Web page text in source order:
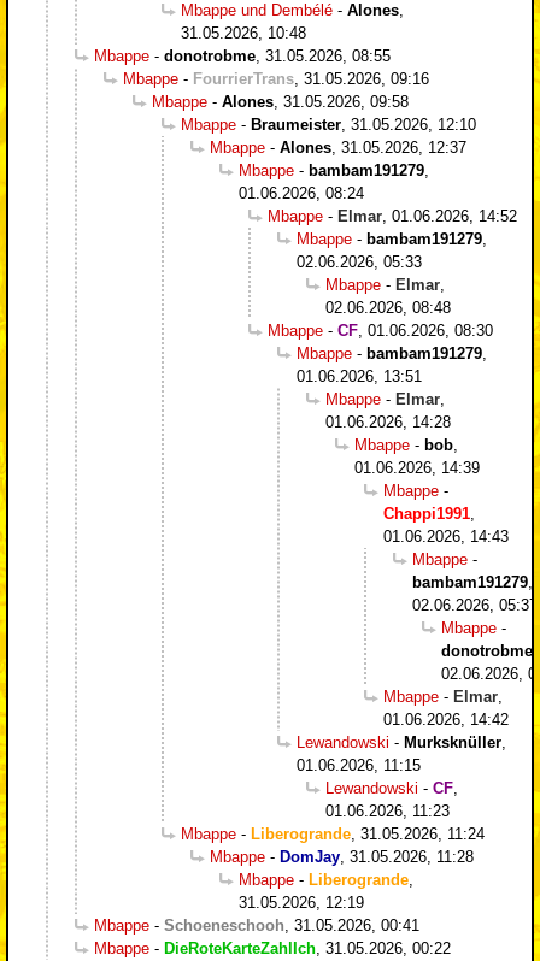
Mbappe und Dembélé - Alones,
31.05.2026, 10:48
Mbappe - donotrobme, 31.05.2026, 08:55
Mbappe - FourrierTrans, 31.05.2026, 09:16
Mbappe - Alones, 31.05.2026, 09:58
Mbappe - Braumeister, 31.05.2026, 12:10
Mbappe - Alones, 31.05.2026, 12:37
Mbappe - bambam191279,
01.06.2026, 08:24
Mbappe - Elmar, 01.06.2026, 14:52
Mbappe - bambam191279,
02.06.2026, 05:33
Mbappe - Elmar,
02.06.2026, 08:48
Mbappe - CF, 01.06.2026, 08:30
Mbappe - bambam191279,
01.06.2026, 13:51
Mbappe - Elmar,
01.06.2026, 14:28
Mbappe - bob,
01.06.2026, 14:39
Mbappe -
Chappi1991,
01.06.2026, 14:43
Mbappe -
bambam191279,
02.06.2026, 05:37
Mbappe -
donotrobme
02.06.2026,
Mbappe - Elmar,
01.06.2026, 14:42
Lewandowski - Murksknüller,
01.06.2026, 11:15
Lewandowski - CF,
01.06.2026, 11:23
Mbappe - Liberogrande, 31.05.2026, 11:24
Mbappe - DomJay, 31.05.2026, 11:28
Mbappe - Liberogrande,
31.05.2026, 12:19
Mbappe - Schoeneschooh, 31.05.2026, 00:41
Mbappe - DieRoteKarteZahlIch, 31.05.2026, 00:22